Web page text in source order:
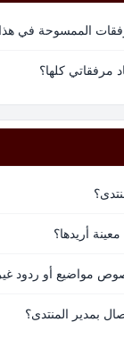
الممسوحة في هذا
مرفقاتي كلها؟
أريدها؟
مواضيع أو ردود غير
بمدير المنتدى؟